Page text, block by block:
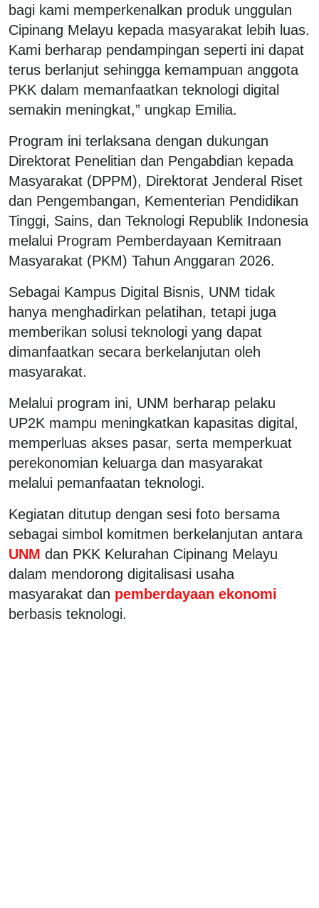
bagi kami memperkenalkan produk unggulan
Cipinang Melayu kepada masyarakat lebih luas.
Kami berharap pendampingan seperti ini dapat
terus berlanjut sehingga kemampuan anggota
PKK dalam memanfaatkan teknologi digital
semakin meningkat,” ungkap Emilia.
Program ini terlaksana dengan dukungan
Direktorat Penelitian dan Pengabdian kepada
Masyarakat (DPPM), Direktorat Jenderal Riset
dan Pengembangan, Kementerian Pendidikan
Tinggi, Sains, dan Teknologi Republik Indonesia
melalui Program Pemberdayaan Kemitraan
Masyarakat (PKM) Tahun Anggaran 2026.
Sebagai Kampus Digital Bisnis, UNM tidak
hanya menghadirkan pelatihan, tetapi juga
memberikan solusi teknologi yang dapat
dimanfaatkan secara berkelanjutan oleh
masyarakat.
Melalui program ini, UNM berharap pelaku
UP2K mampu meningkatkan kapasitas digital,
memperluas akses pasar, serta memperkuat
perekonomian keluarga dan masyarakat
melalui pemanfaatan teknologi.
Kegiatan ditutup dengan sesi foto bersama
sebagai simbol komitmen berkelanjutan antara
UNM dan PKK Kelurahan Cipinang Melayu
dalam mendorong digitalisasi usaha
masyarakat dan pemberdayaan ekonomi
berbasis teknologi.